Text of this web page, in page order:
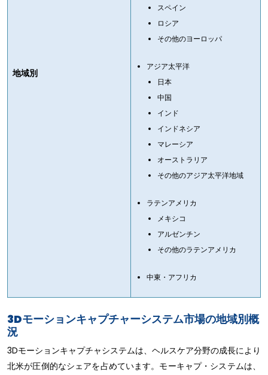
地域別
スペイン
ロシア
その他のヨーロッパ
アジア太平洋
日本
中国
インド
インドネシア
マレーシア
オーストラリア
その他のアジア太平洋地域
ラテンアメリカ
メキシコ
アルゼンチン
その他のラテンアメリカ
中東・アフリカ
3Dモーションキャプチャーシステム市場の地域別概
況
3Dモーションキャプチャシステムは、ヘルスケア分野の成長により
北米が圧倒的なシェアを占めています。モーキャプ・システムは、